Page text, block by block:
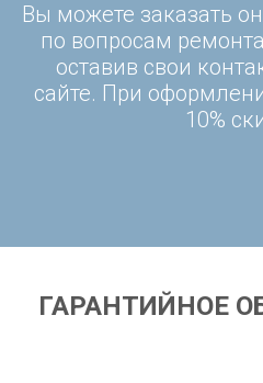
Вы можете заказать
по вопросам
оставив свои
сайте. При
10%
ГАРАНТИЙНОЕ